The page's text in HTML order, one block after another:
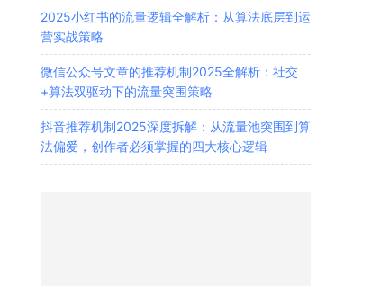
2025小红书的流量逻辑全解析：从算法底层到运
营实战策略
微信公众号文章的推荐机制2025全解析：社交
+算法双驱动下的流量突围策略
抖音推荐机制2025深度拆解：从流量池突围到算
法偏爱，创作者必须掌握的四大核心逻辑